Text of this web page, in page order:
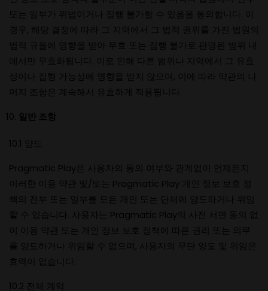
또는 일부가 위법이거나 집행 불가할 수 있음을 동의합니다. 이
경우, 해당 결정에 따라 그 지역에서 그 법적 권위를 가진 법원의
법적 규율에 영향을 받아 무효 또는 집행 불가로 판명된 범위 내
에서만 무효화됩니다. 이로 인해 다른 범위나 지역에서 그 유효
성이나 집행 가능성에 영향을 받지 않으며, 이에 따라 약관의 나
머지 조항은 계속해서 유효하게 적용됩니다.
일반 조항
10.1 양도
Pragmatic Play은 사용자의 동의 여부와 관계없이 언제든지
이러한 이용 약관 및/또는 Pragmatic Play 개인 정보 보호 정
책의 전부 또는 일부를 모든 개인 또는 단체에 양도하거나 위임
할 수 있습니다. 사용자는 Pragmatic Play의 사전 서면 동의 없
이 이용 약관 또는 개인 정보 보호 정책에 따른 권리 또는 의무
를 양도하거나 위임할 수 없으며, 사용자의 무단 양도 및 위임은
효력이 없습니다.
10.2 전체 계약